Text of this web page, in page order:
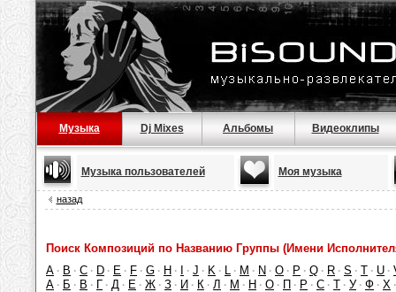
Музыка Dj Mixes Альбомы Видеоклипы
Музыка пользователей Моя музыка
назад
Поиск Композиций по Названию Группы (Имени
A · B · C · D · E · F · G · H · · J · K · L · M · N · O · P · Q · R · S · T · U ·
А · Б · В · Г · Д · Е · Ж · З · И · К · Л · М · Н · О · П · Р · С · Т · У · Ф · Х